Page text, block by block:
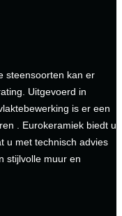
steensoorten kan er
Uitgevoerd in
is er een
. Eurokeramiek biedt u
u met technisch advies
stijlvolle muur en